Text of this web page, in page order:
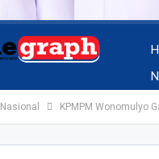
Nasional KPMPM Wonomulyo